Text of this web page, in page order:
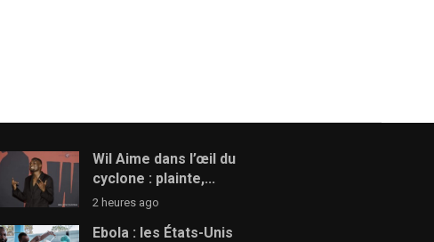
Wil Aime dans l’œil du
cyclone : plainte,...
2 heures ago
Ebola : les États-Unis